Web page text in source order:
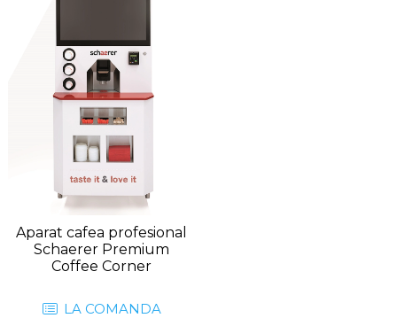
Aparat cafea profesional
Schaerer Premium
Coffee Corner
LA COMANDA